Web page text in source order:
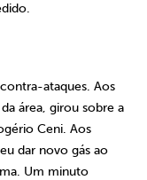
ataques. Aos
área, girou sobre a
Ceni. Aos
dar novo gás ao
Um minuto